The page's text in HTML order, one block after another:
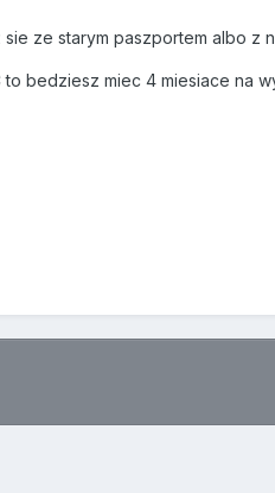
ze starym paszportem albo z
bedziesz miec 4 miesiace na